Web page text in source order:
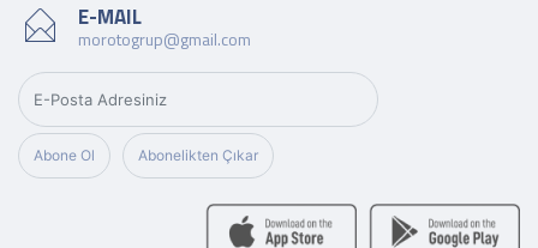
E-MAIL
morotogrup@gmail.com
Abone Ol Abonelikten Çıkar